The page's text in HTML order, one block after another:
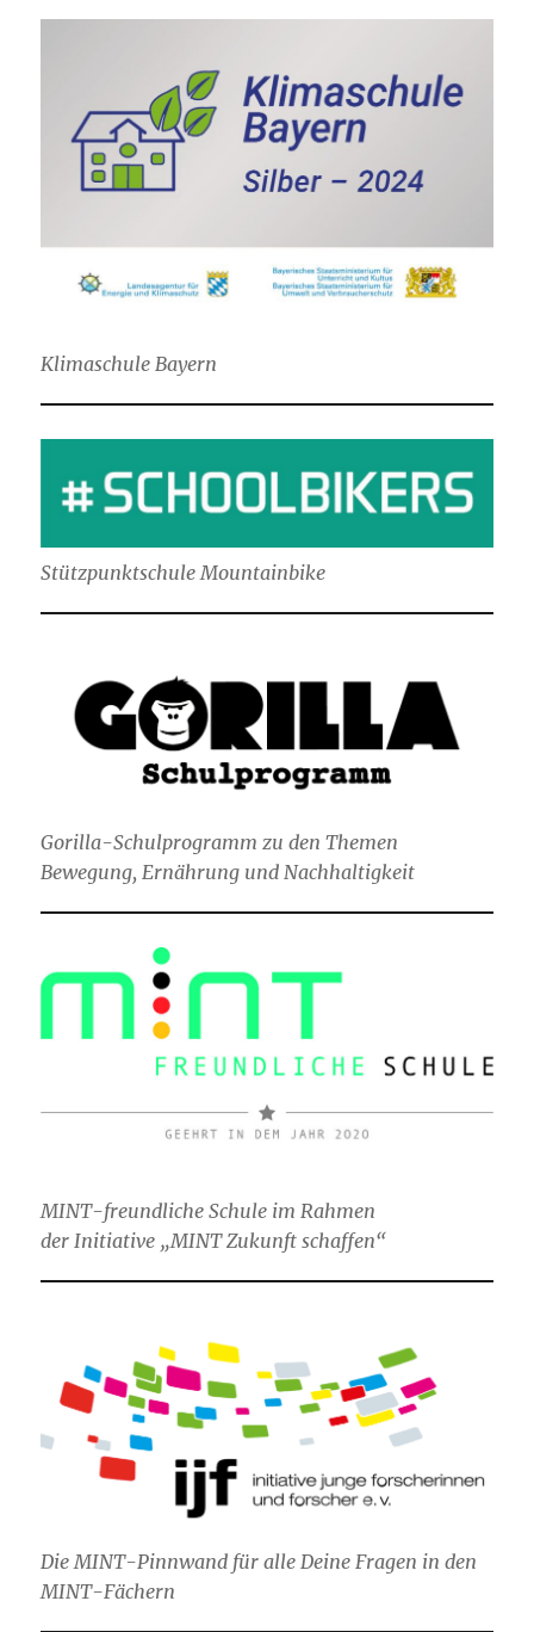
Klimaschule Bayern
Stützpunktschule Mountainbike
Gorilla-Schulprogramm zu den Themen
Bewegung, Ernährung und Nachhaltigkeit
MINT-freundliche Schule im Rahmen
der Initiative „MINT Zukunft schaffen“
Die MINT-Pinnwand für alle Deine Fragen in den
MINT-Fächern